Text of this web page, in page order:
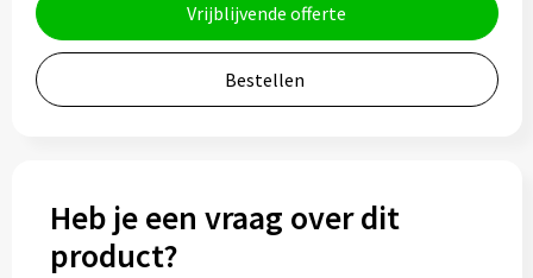
Opvouwbare paraplu's
Divers
Vrije tijd
Vrijblijvende offerte
Bestellen
Heb je een vraag over dit
product?